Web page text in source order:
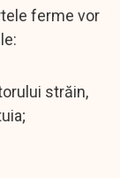
ferme vor
străin,